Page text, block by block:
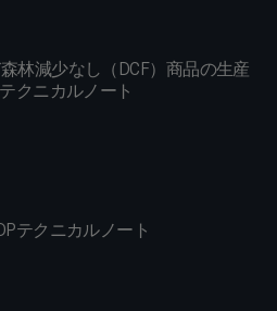
林減少なし（DCF）商品の生産
クニカルノート
テクニカルノート